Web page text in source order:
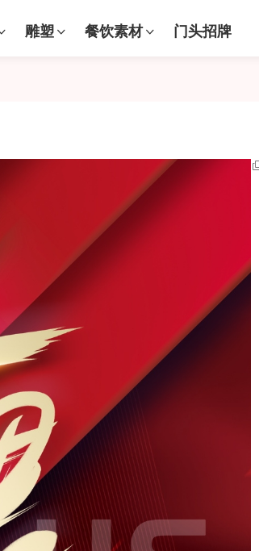
雕塑 餐饮素材 门头招牌